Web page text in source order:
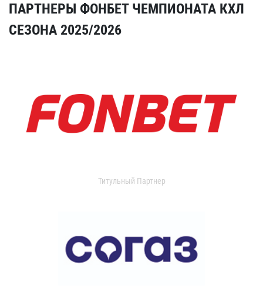
ПАРТНЕРЫ ФОНБЕТ ЧЕМПИОНАТА КХЛ
СЕЗОНА 2025/2026
Титульный Партнер